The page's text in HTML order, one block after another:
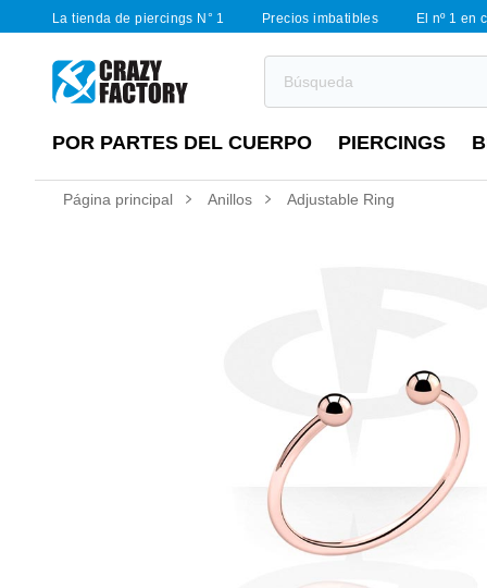
La tienda de piercings N° 1 Precios imbatibles El nº 1 en
POR PARTES DEL CUERPO PIERCINGS
Página principal Anillos Adjustable Ring